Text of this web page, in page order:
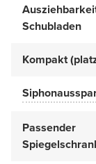
Schubladen
Kompakt
Passender